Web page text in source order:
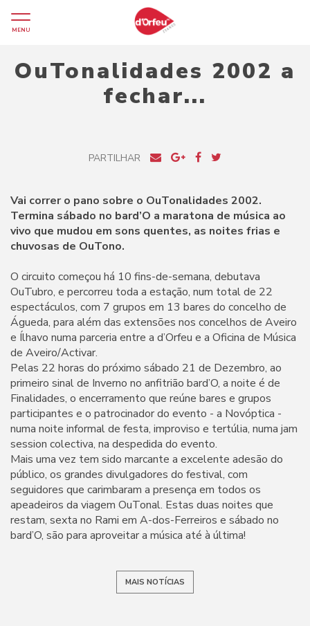
MENU
OuTonalidades 2002 a
fechar...
PARTILHAR
Vai correr o pano sobre o OuTonalidades 2002.
Termina sábado no bard’O a maratona de música ao
vivo que mudou em sons quentes, as noites frias e
chuvosas de OuTono.
O circuito começou há 10 fins-de-semana, debutava
OuTubro, e percorreu toda a estação, num total de 22
espectáculos, com 7 grupos em 13 bares do concelho de
Águeda, para além das extensões nos concelhos de Aveiro
e Ílhavo numa parceria entre a d’Orfeu e a Oficina de Música
de Aveiro/Activar.
Pelas 22 horas do próximo sábado 21 de Dezembro, ao
primeiro sinal de Inverno no anfitrião bard’O, a noite é de
Finalidades, o encerramento que reúne bares e grupos
participantes e o patrocinador do evento - a Novóptica -
numa noite informal de festa, improviso e tertúlia, numa jam
session colectiva, na despedida do evento.
Mais uma vez tem sido marcante a excelente adesão do
público, os grandes divulgadores do festival, com
seguidores que carimbaram a presença em todos os
apeadeiros da viagem OuTonal. Estas duas noites que
restam, sexta no Rami em A-dos-Ferreiros e sábado no
bard’O, são para aproveitar a música até à última!
MAIS NOTÍCIAS